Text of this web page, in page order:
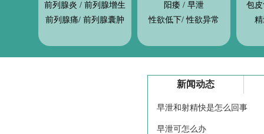
前列腺炎 / 前列腺增生
前列腺痛/ 前列腺囊肿
阳痿 / 早泄
性欲低下/性欲异常
包
新闻动态
早泄和射精快是怎么回事
早泄可怎么办